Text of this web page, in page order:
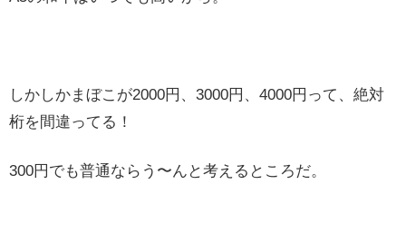
しかしかまぼこが2000円、3000円、4000円って、絶対
桁を間違ってる！
300円でも普通ならう〜んと考えるところだ。